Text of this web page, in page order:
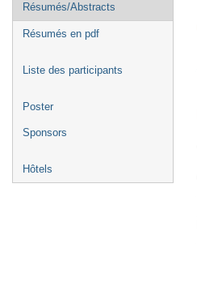
Résumés/Abstracts
Résumés en pdf
Liste des participants
Poster
Sponsors
Hôtels